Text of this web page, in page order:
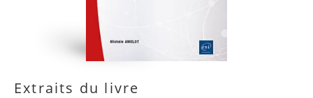
Extraits du livre